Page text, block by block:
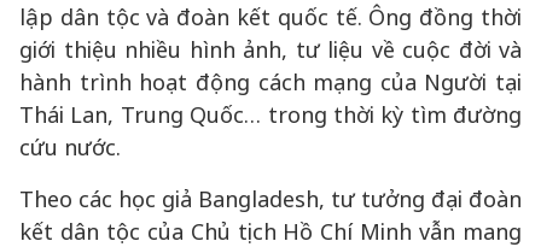
lập dân tộc và đoàn kết quốc tế. Ông đồng thời
giới thiệu nhiều hình ảnh, tư liệu về cuộc đời và
hành trình hoạt động cách mạng của Người tại
Thái Lan, Trung Quốc… trong thời kỳ tìm đường
cứu nước.
Theo các học giả Bangladesh, tư tưởng đại đoàn
kết dân tộc của Chủ tịch Hồ Chí Minh vẫn mang